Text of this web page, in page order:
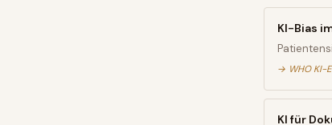
KI-Bias
→ WHO
KI für